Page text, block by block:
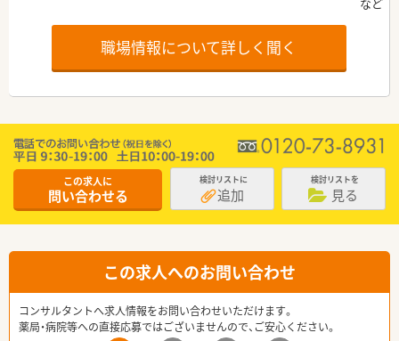
職場情報について詳しく聞く
この求人に
問い合わせる
検討リストに
追加
検討リストを
見る
この求人へのお問い合わせ
コンサルタントへ求人情報をお問い合わせいただけます。
薬局・病院等への直接応募ではございませんので、ご安心ください。